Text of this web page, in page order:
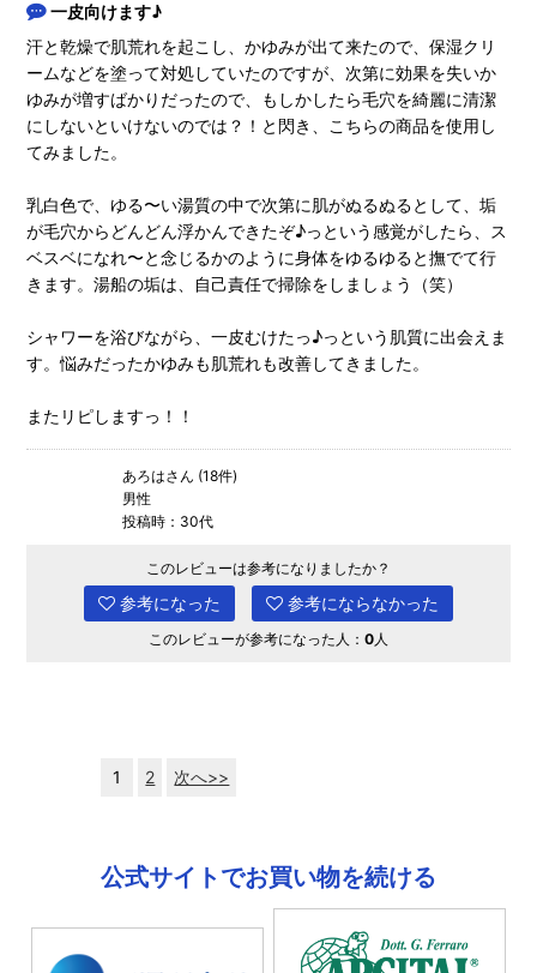
一皮向けます♪
汗と乾燥で肌荒れを起こし、かゆみが出て来たので、保湿クリ
ームなどを塗って対処していたのですが、次第に効果を失いか
ゆみが増すばかりだったので、もしかしたら毛穴を綺麗に清潔
にしないといけないのでは？！と閃き、こちらの商品を使用し
てみました。
乳白色で、ゆる〜い湯質の中で次第に肌がぬるぬるとして、垢
が毛穴からどんどん浮かんできたぞ♪っという感覚がしたら、ス
ベスベになれ〜と念じるかのように身体をゆるゆると撫でて行
きます。湯船の垢は、自己責任で掃除をしましょう（笑）
シャワーを浴びながら、一皮むけたっ♪っという肌質に出会えま
す。悩みだったかゆみも肌荒れも改善してきました。
またリピしますっ！！
あろはさん (18件)
男性
投稿時：30代
このレビューは参考になりましたか？
参考になった 参考にならなかった
このレビューが参考になった人： 0人
1 2 次へ>>
公式サイトでお買い物を続ける